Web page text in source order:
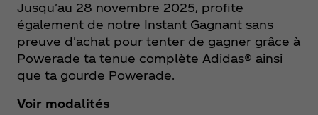
Jusqu'au 28 novembre 2025, profite
également de notre Instant Gagnant sans
preuve d'achat pour tenter de gagner grâce à
Powerade ta tenue complète Adidas® ainsi
que ta gourde Powerade.
Voir modalités